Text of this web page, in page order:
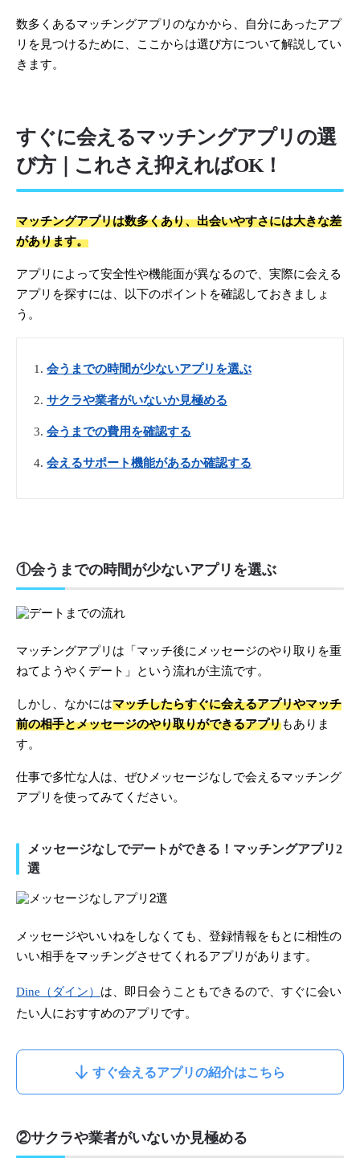
数多くあるマッチングアプリのなかから、自分にあったアプ
リを見つけるために、ここからは選び方について解説してい
きます。
すぐに会えるマッチングアプリの選
び方｜これさえ抑えればOK！
マッチングアプリは数多くあり、出会いやすさには大きな差
があります。
アプリによって安全性や機能面が異なるので、実際に会える
アプリを探すには、以下のポイントを確認しておきましょ
う。
会うまでの時間が少ないアプリを選ぶ
サクラや業者がいないか見極める
会うまでの費用を確認する
会えるサポート機能があるか確認する
①会うまでの時間が少ないアプリを選ぶ
マッチングアプリは「マッチ後にメッセージのやり取りを重
ねてようやくデート」という流れが主流です。
しかし、なかにはマッチしたらすぐに会えるアプリやマッチ
前の相手とメッセージのやり取りができるアプリもありま
す。
仕事で多忙な人は、ぜひメッセージなしで会えるマッチング
アプリを使ってみてください。
メッセージなしでデートができる！マッチングアプリ2
選
メッセージやいいねをしなくても、登録情報をもとに相性の
いい相手をマッチングさせてくれるアプリがあります。
Dine（ダイン） は、即日会うこともできるので、すぐに会い
たい人におすすめのアプリです。
すぐ会えるアプリの紹介はこちら
②サクラや業者がいないか見極める